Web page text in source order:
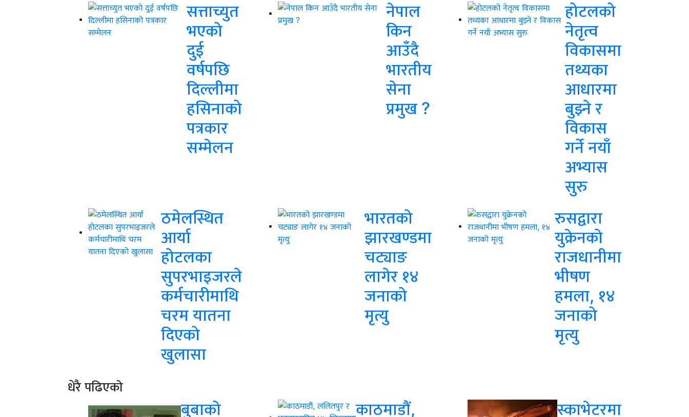
सत्ताच्युत
भएको
दुई
वर्षपछि
दिल्लीमा
हसिनाको
पत्रकार
सम्मेलन
नेपाल
किन
आउँदै
भारतीय
सेना
प्रमुख ?
होटलको
नेतृत्व
विकासमा
तथ्यका
आधारमा
बुझ्ने र
विकास
गर्ने नयाँ
अभ्यास
सुरु
ठमेलस्थित
आर्या
होटलका
सुपरभाइजरले
कर्मचारीमाथि
चरम यातना
दिएको
खुलासा
भारतको
झारखण्डमा
चट्याङ
लागेर १४
जनाको
मृत्यु
रुसद्वारा
युक्रेनको
राजधानीमा
भीषण
हमला, १४
जनाको
मृत्यु
धेरै पढिएको
बुबाको
काठमाडौं,
स्काभेटरमा